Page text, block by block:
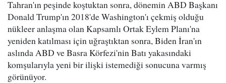
Tahran'ın peşinde koştuktan sonra, dönemin ABD Başkanı
Donald Trump'ın 2018'de Washington'ı çekmiş olduğu
nükleer anlaşma olan Kapsamlı Ortak Eylem Planı'na
yeniden katılması için uğraştıktan sonra, Biden İran'ın
aslında ABD ve Basra Körfezi'nin Batı yakasındaki
komşularıyla yeni bir ilişki istemediği sonucuna varmış
görünüyor.